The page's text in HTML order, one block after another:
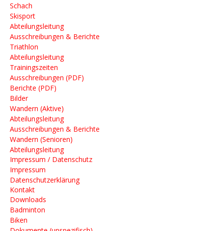
Ausschreibungen (PDF)
Berichte (PDF)
Bilder
Wandern (Aktive)
Abteilungsleitung
Ausschreibungen & Berichte
Wandern (Senioren)
Abteilungsleitung
Impressum / Datenschutz
Impressum
Datenschutzerklärung
Kontakt
Downloads
Badminton
Biken
Dokumente (unspezifisch)
Kursangebot
Laufen
Motorsport
Skisport
Schach
Skisport
Abteilungsleitung
Ausschreibungen & Berichte
Triathlon
Abteilungsleitung
Trainingszeiten
Ausschreibungen (PDF)
Berichte (PDF)
Bilder
Wandern (Aktive)
Abteilungsleitung
Ausschreibungen & Berichte
Wandern (Senioren)
Abteilungsleitung
Impressum / Datenschutz
Impressum
Datenschutzerklärung
Kontakt
Downloads
Badminton
Biken